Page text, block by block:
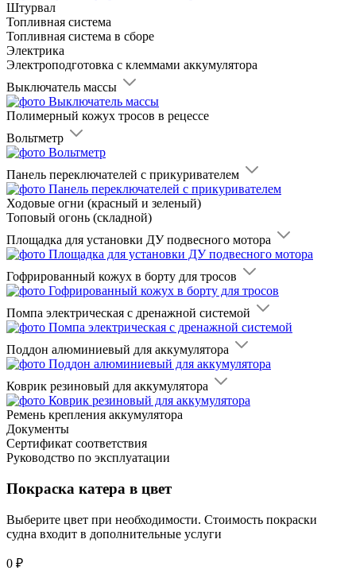
Штурвал
Топливная система
Топливная система в сборе
Электрика
Электроподготовка с клеммами аккумулятора
Выключатель массы
Полимерный кожух тросов в рецессе
Вольтметр
Панель переключателей с прикуривателем
Ходовые огни (красный и зеленый)
Топовый огонь (складной)
Площадка для установки ДУ подвесного мотора
Гофрированный кожух в борту для тросов
Помпа электрическая с дренажной системой
Поддон алюминиевый для аккумулятора
Коврик резиновый для аккумулятора
Ремень крепления аккумулятора
Документы
Сертификат соответствия
Руководство по эксплуатации
Покраска катера в цвет
Выберите цвет при необходимости. Стоимость покраски
судна входит в дополнительные услуги
0 ₽